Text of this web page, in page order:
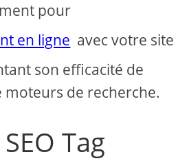
e
o
pour
en ligne avec votre site
son efficacité de
de recherche.
Tag